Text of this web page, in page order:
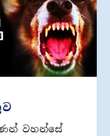
වහන්සේ